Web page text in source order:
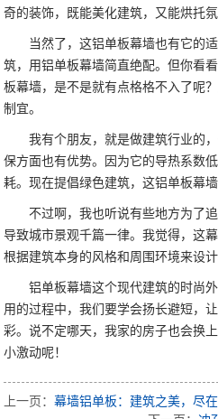
奇的装饰，既能美化建筑，又能烘托氛
当然了，这铝单板幕墙也有它的
筑，用铝单板幕墙简直绝配。但你看
板幕墙，是不是就有点格格不入了呢
制宜。
我有个朋友，就是做建筑行业的
保方面也有优势。因为它的导热系数
耗。现在提倡绿色建筑，这铝单板幕
不过啊，我也听说有些地方为了
导致城市景观千篇一律。我觉得，这
根据建筑本身的风格和周围环境来设计
铝单板幕墙这个现代建筑的时尚
用的过程中，我们要学会扬长避短，
彩。说不定哪天，我家的房子也会换
小激动呢！
上一页：幕墙铝单板：建筑之美，尽